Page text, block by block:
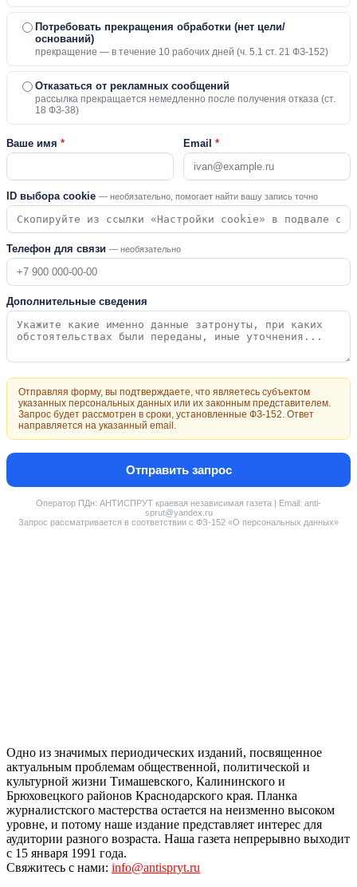
Потребовать прекращения обработки (нет цели/
оснований)
прекращение — в течение 10 рабочих дней (ч. 5.1 ст. 21 ФЗ-152)
Отказаться от рекламных сообщений
рассылка прекращается немедленно после получения отказа (ст.
18 ФЗ-38)
Ваше имя * Email *
ID выбора cookie — необязательно, помогает найти вашу запись точно
Телефон для связи — необязательно
Дополнительные сведения
Отправляя форму, вы подтверждаете, что являетесь субъектом
указанных персональных данных или их законным представителем.
Запрос будет рассмотрен в сроки, установленные ФЗ-152. Ответ
направляется на указанный email.
Отправить запрос
Оператор ПДн: АНТИСПРУТ краевая независимая газета | Email: anti-
sprut@yandex.ru
Запрос рассматривается в соответствии с ФЗ-152 «О персональных данных»
Одно из значимых периодических изданий, посвященное
актуальным проблемам общественной, политической и
культурной жизни Тимашевского, Калининского и
Брюховецкого районов Краснодарского края. Планка
журналистского мастерства остается на неизменно высоком
уровне, и потому наше издание представляет интерес для
аудитории разного возраста. Наша газета непрерывно выходит
с 15 января 1991 года.
Свяжитесь с нами: info@antispryt.ru